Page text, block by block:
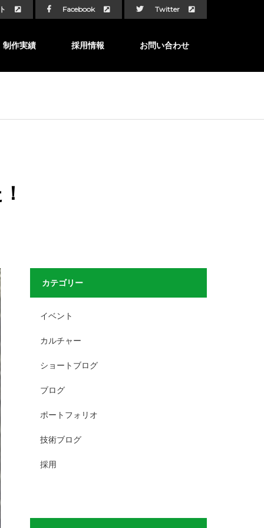
Facebook Twitter
制作実績 採用情報 お問い合わせ
カテゴリー
イベント
カルチャー
ショートブログ
ブログ
ポートフォリオ
技術ブログ
採用